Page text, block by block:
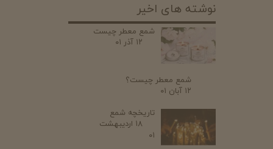
نوشته های اخیر
شمع معطر چیست
۱۲ آذر ۰۱
شمع معطر چیست؟
۱۲ آبان ۰۱
تاریخچه شمع
۱۸ اردیبهشت
۰۱